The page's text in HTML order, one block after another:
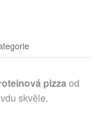
pizza od
skvěle.